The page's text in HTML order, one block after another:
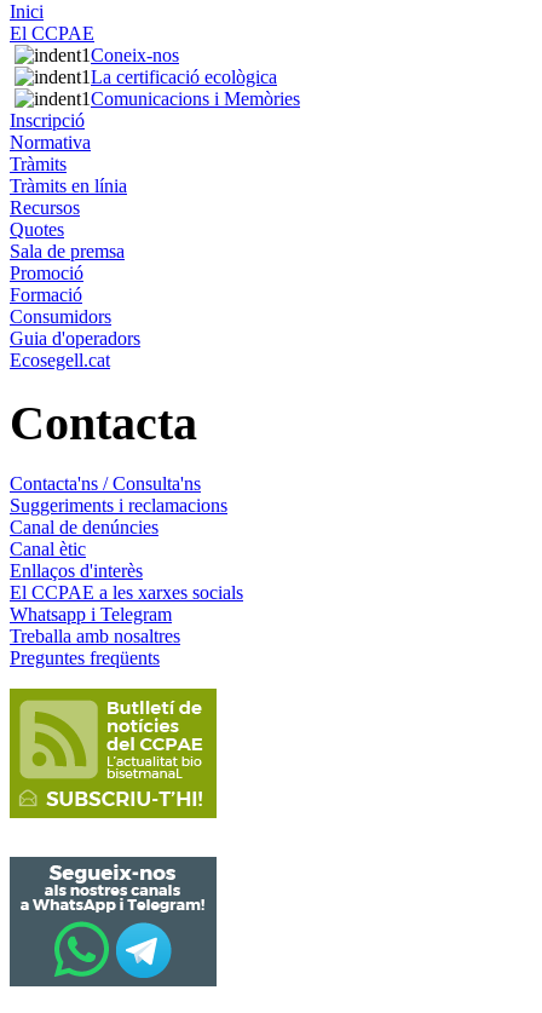
Inici
El CCPAE
Coneix-nos
La certificació ecològica
Comunicacions i Memòries
Inscripció
Normativa
Tràmits
Tràmits en línia
Recursos
Quotes
Sala de premsa
Promoció
Formació
Consumidors
Guia d'operadors
Ecosegell.cat
Contacta
Contacta'ns / Consulta'ns
Suggeriments i reclamacions
Canal de denúncies
Canal ètic
Enllaços d'interès
El CCPAE a les xarxes socials
Whatsapp i Telegram
Treballa amb nosaltres
Preguntes freqüents